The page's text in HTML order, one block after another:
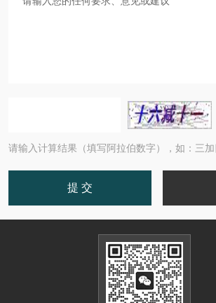
请输入计算结果（填写阿拉伯数字），如：三